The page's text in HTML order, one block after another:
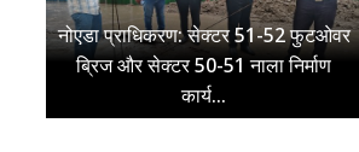
नोएडा प्राधिकरण: सेक्टर 51-52 फुटओवर
ब्रिज और सेक्टर 50-51 नाला निर्माण
कार्य...